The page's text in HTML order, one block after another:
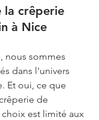
la crêperie
à Nice
nous sommes
dans l'univers
Et oui, ce que
de
est limité aux